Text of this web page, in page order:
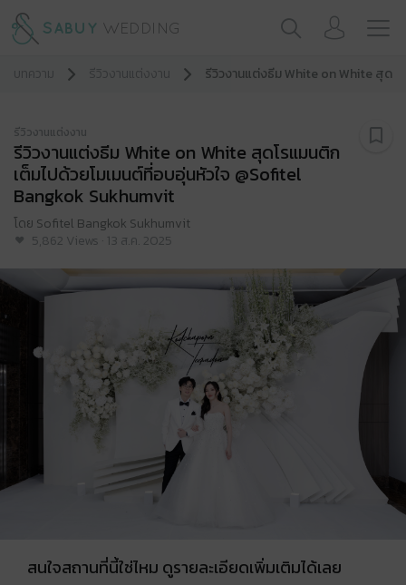
บทความ รีวิวงานแต่งงาน รีวิวงานแต่งธีม White on White สุดโ
รีวิวงานแต่งงาน
รีวิวงานแต่งธีม White on White สุดโรแมนติก
เต็มไปด้วยโมเมนต์ที่อบอุ่นหัวใจ @Sofitel
Bangkok Sukhumvit
โดย Sofitel Bangkok Sukhumvit
5,862 Views · 13 ส.ค. 2025
สนใจสถานที่นี้ใช่ไหม ดูรายละเอียดเพิ่มเติมได้เลย